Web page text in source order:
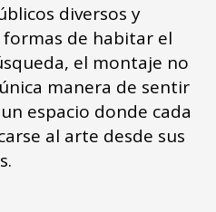
diversos y
de habitar el
el montaje no
manera de sentir
espacio donde cada
al arte desde sus